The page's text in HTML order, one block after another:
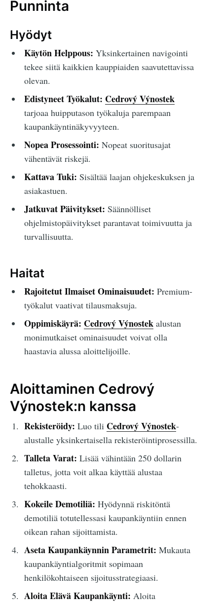
Punninta
Hyödyt
Käytön Helppous: Yksinkertainen navigointi
tekee siitä kaikkien kauppiaiden saavutettavissa
olevan.
Edistyneet Työkalut: Cedrový Výnostek
tarjoaa huipputason työkaluja parempaan
kaupankäyntinäkyvyyteen.
Nopea Prosessointi: Nopeat suoritusajat
vähentävät riskejä.
Kattava Tuki: Sisältää laajan ohjekeskuksen ja
asiakastuen.
Jatkuvat Päivitykset: Säännölliset
ohjelmistopäivitykset parantavat toimivuutta ja
turvallisuutta.
Haitat
Rajoitetut Ilmaiset Ominaisuudet: Premium-
työkalut vaativat tilausmaksuja.
Oppimiskäyrä: Cedrový Výnostekalustan
monimutkaiset ominaisuudet voivat olla
haastavia alussa aloittelijoille.
Aloittaminen Cedrový
Výnostek:n kanssa
Rekisteröidy: Luo tili Cedrový Výnostek-
alustalle yksinkertaisella rekisteröintiprosessilla.
Talleta Varat: Lisää vähintään 250 dollarin
talletus, jotta voit alkaa käyttää alustaa
tehokkaasti.
Kokeile Demotiliä: Hyödynnä riskitöntä
demotiliä totutellessasi kaupankäyntiin ennen
oikean rahan sijoittamista.
Aseta Kaupankäynnin Parametrit: Mukauta
kaupankäyntialgoritmit sopimaan
henkilökohtaiseen sijoitusstrategiaasi.
Aloita Elävä Kaupankäynti: Aloita